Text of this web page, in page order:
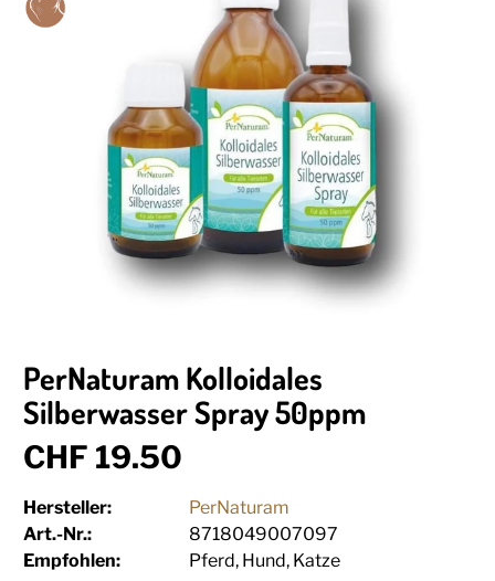
PerNaturam Kolloidales
Silberwasser Spray 50ppm
CHF 19.50
Hersteller:
PerNaturam
Art.-Nr.:
8718049007097
Empfohlen:
Pferd, Hund, Katze